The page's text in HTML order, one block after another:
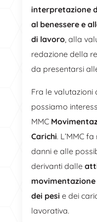
interpretazione
al benessere e
di lavoro, alla
redazione della
da presentarsi
Fra le valutazioni
possiamo
MMC
Carichi. L’MMC
danni e alle
derivanti dalle
dei pesi e dei
lavorativa.